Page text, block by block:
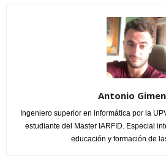
Antonio
Ingeniero superior en informática por la
estudiante del Master IARFID. Especial
educación y formación de